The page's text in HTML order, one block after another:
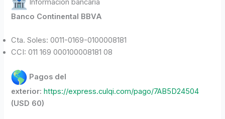
Información bancaria
Banco Continental BBVA
Cta. Soles: 0011-0169-0100008181
CCI: 011 169 000100008181 08
Pagos del
exterior: https://express.culqi.com/pago/7AB5D24504
(USD 60)